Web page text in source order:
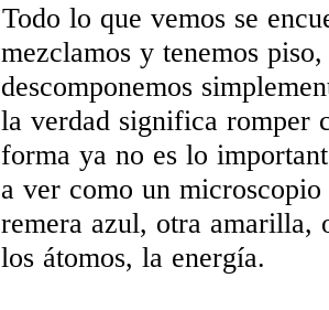
Todo lo que vemos se
mezclamos y tenemos
descomponemos
la verdad significa romper
forma ya no es lo
a ver como un
remera azul, otra
los átomos, la energía.